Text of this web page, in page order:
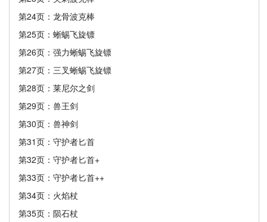
第24页：龙骨波克棒
第25页：蜥蜴飞旋镖
第26页：强力蜥蜴飞旋镖
第27页：三叉蜥蜴飞旋镖
第28页：莱尼尔之剑
第29页：兽王剑
第30页：兽神剑
第31页：守护者匕首
第32页：守护者匕首+
第33页：守护者匕首++
第34页：火焰杖
第35页：陨石杖